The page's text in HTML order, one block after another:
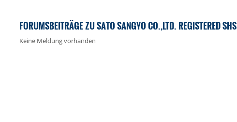
FORUMSBEITRÄGE ZU SATO SANGYO CO.,LTD. REGISTERED SHS
Keine Meldung vorhanden